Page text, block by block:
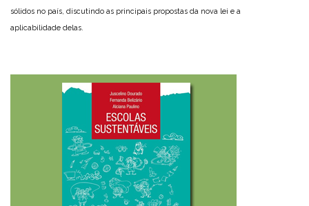
sólidos no país, discutindo as principais propostas da nova lei e a
aplicabilidade delas.